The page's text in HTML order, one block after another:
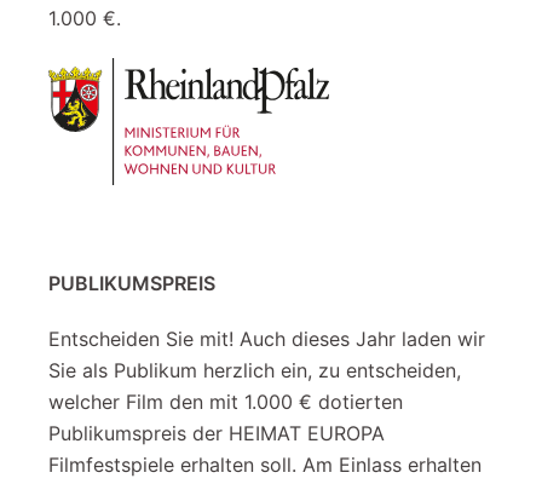
1.000 €.
PUBLIKUMSPREIS
Entscheiden Sie mit! Auch dieses Jahr laden wir
Sie als Publikum herzlich ein, zu entscheiden,
welcher Film den mit 1.000 € dotierten
Publikumspreis der HEIMAT EUROPA
Filmfestspiele erhalten soll. Am Einlass erhalten